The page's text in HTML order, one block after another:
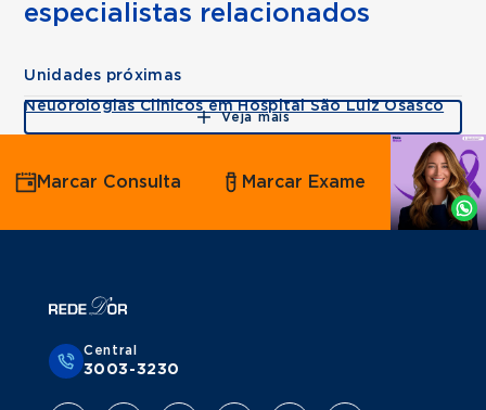
especialistas relacionados
Unidades próximas
Neuorologias Clinicos em Hospital São Luiz Osasco
Veja mais
Agende
por
Whatsapp
Marcar Consulta Marcar Exame
Central
3003-3230